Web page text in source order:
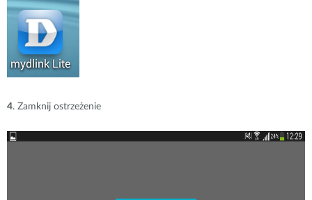
4. Zamknij ostrzeżenie